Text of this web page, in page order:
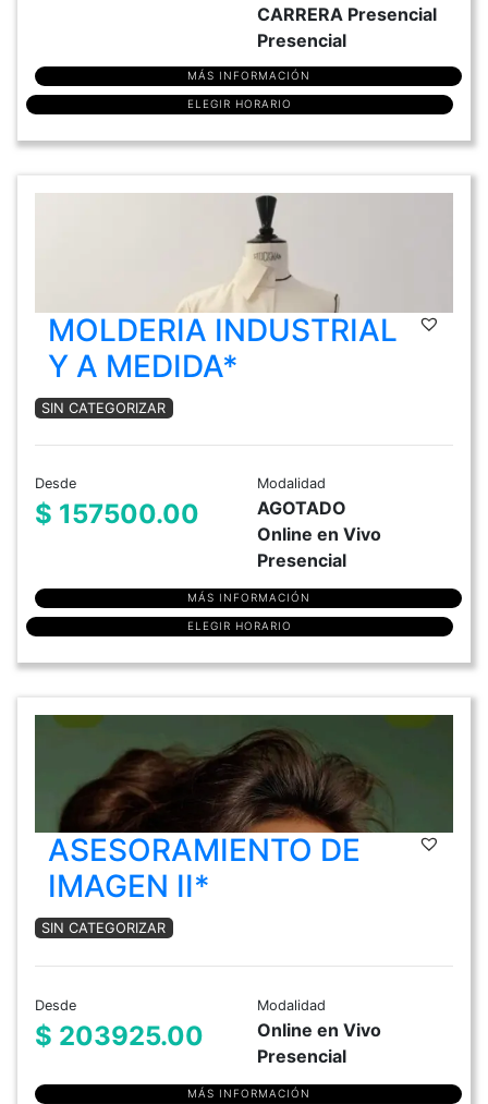
CARRERA Presencial
Presencial
MÁS INFORMACIÓN
ELEGIR HORARIO
MOLDERIA INDUSTRIAL
Y A MEDIDA*
SIN CATEGORIZAR
Desde
$ 157500.00
Modalidad
AGOTADO
Online en Vivo
Presencial
MÁS INFORMACIÓN
ELEGIR HORARIO
ASESORAMIENTO DE
IMAGEN II*
SIN CATEGORIZAR
Desde
$ 203925.00
Modalidad
Online en Vivo
Presencial
MÁS INFORMACIÓN